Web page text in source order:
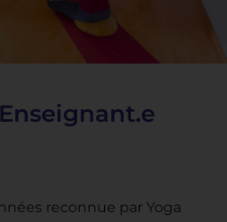
reconnue par Yoga